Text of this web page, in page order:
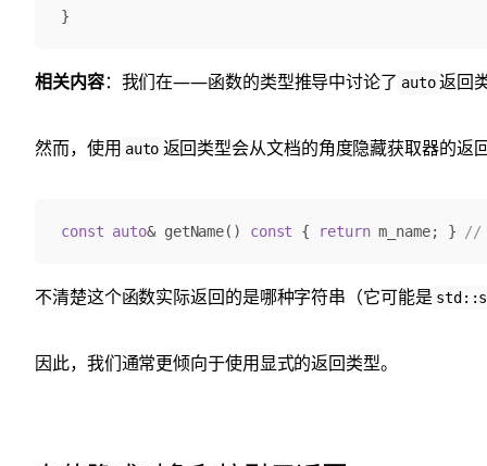
}
相关内容：我们在——函数的类型推导中讨论了 auto 返回
然而，使用 auto 返回类型会从文档的角度隐藏获取器的返
const auto& getName() const { return m_name; }
不清楚这个函数实际返回的是哪种字符串（它可能是
因此，我们通常更倾向于使用显式的返回类型。